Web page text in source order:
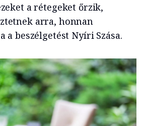
a rétegeket őrzik,
arra, honnan
a beszélgetést Nyíri Szása.